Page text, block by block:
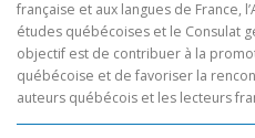
française et aux langues de France,
études québécoises et le Consulat
objectif est de contribuer à la
québécoise et de favoriser la
auteurs québécois et les lecteurs